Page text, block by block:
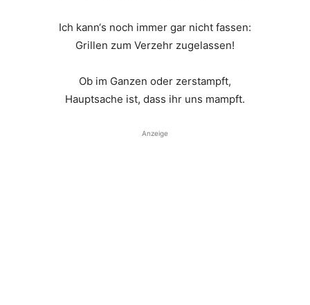
Ich kann‘s noch immer gar nicht fassen:
Grillen zum Verzehr zugelassen!
Ob im Ganzen oder zerstampft,
Hauptsache ist, dass ihr uns mampft.
Anzeige